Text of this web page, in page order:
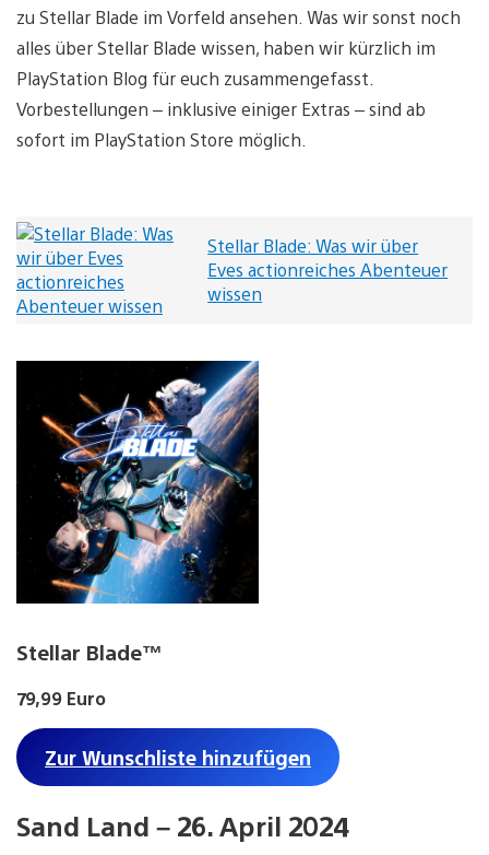
zu Stellar Blade im Vorfeld ansehen. Was wir sonst noch
alles über Stellar Blade wissen, haben wir kürzlich im
PlayStation Blog für euch zusammengefasst.
Vorbestellungen – inklusive einiger Extras – sind ab
sofort im PlayStation Store möglich.
Stellar Blade: Was wir über
Eves actionreiches Abenteuer
wissen
Stellar Blade™
79,99 Euro
Zur Wunschliste hinzufügen
Sand Land – 26. April 2024